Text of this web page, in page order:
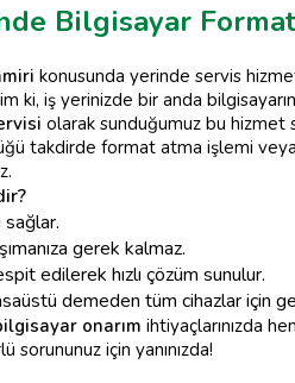
Bilgisayar
konusunda yerinde servis
ki, iş yerinizde bir anda
olarak sunduğumuz bu hizmet
takdirde format atma işlemi
gerek kalmaz.
edilerek hızlı çözüm sunulur.
demeden tüm cihazlar için
onarım ihtiyaçlarınızda
sorununuz için yanınızda!